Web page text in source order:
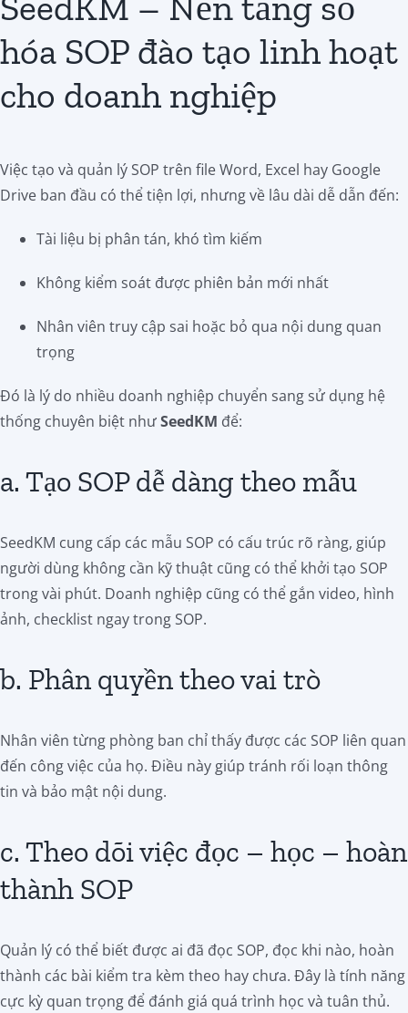
hóa SOP đào tạo linh hoạt
cho doanh nghiệp
Việc tạo và quản lý SOP trên file Word, Excel hay Google
Drive ban đầu có thể tiện lợi, nhưng về lâu dài dễ dẫn đến:
Tài liệu bị phân tán, khó tìm kiếm
Không kiểm soát được phiên bản mới nhất
Nhân viên truy cập sai hoặc bỏ qua nội dung quan
trọng
Đó là lý do nhiều doanh nghiệp chuyển sang sử dụng hệ
thống chuyên biệt nhưSeedKM để:
a. Tạo SOP dễ dàng theo mẫu
SeedKM cung cấp các mẫu SOP có cấu trúc rõ ràng, giúp
người dùng không cần kỹ thuật cũng có thể khởi tạo SOP
trong vài phút. Doanh nghiệp cũng có thể gắn video, hình
ảnh, checklist ngay trong SOP.
b. Phân quyền theo vai trò
Nhân viên từng phòng ban chỉ thấy được các SOP liên quan
đến công việc của họ. Điều này giúp tránh rối loạn thông
tin và bảo mật nội dung.
c. Theo dõi việc đọc – học – hoàn
thành SOP
Quản lý có thể biết được ai đã đọc SOP, đọc khi nào, hoàn
thành các bài kiểm tra kèm theo hay chưa. Đây là tính năng
cực kỳ quan trọng để đánh giá quá trình học và tuân thủ.